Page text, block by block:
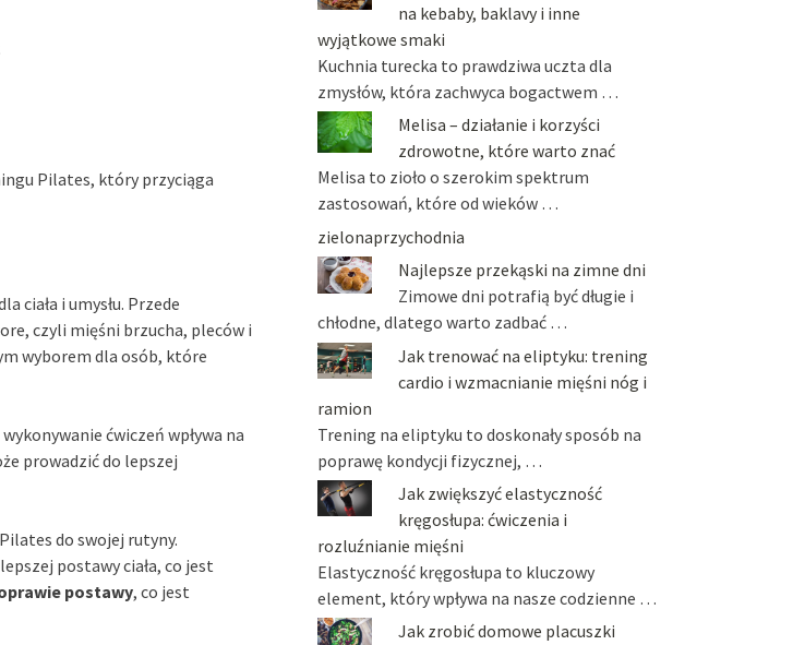
Pilates, który przyciąga
i umysłu. Przede
czyli mięśni brzucha, pleców i
wyborem dla osób, które
ćwiczeń wpływa na
prowadzić do lepszej
do swojej rutyny.
postawy ciała, co jest
postawy, co jest
na kebaby, baklavy i inne
wyjątkowe smaki
Kuchnia turecka to prawdziwa uczta dla
zmysłów, która zachwyca bogactwem …
Melisa – działanie i korzyści
zdrowotne, które warto znać
Melisa to zioło o szerokim spektrum
zastosowań, które od wieków …
zielonaprzychodnia
Najlepsze przekąski na zimne dni
Zimowe dni potrafią być długie i
chłodne, dlatego warto zadbać …
Jak trenować na eliptyku: trening
cardio i wzmacnianie mięśni nóg i
ramion
Trening na eliptyku to doskonały sposób na
poprawę kondycji fizycznej, …
Jak zwiększyć elastyczność
kręgosłupa: ćwiczenia i
rozluźnianie mięśni
Elastyczność kręgosłupa to kluczowy
element, który wpływa na nasze codzienne …
Jak zrobić domowe placuszki